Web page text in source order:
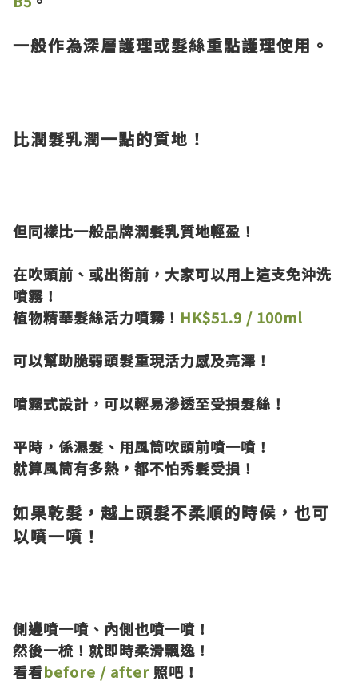
一般作為深層護理或髮絲重點護理使用。
比潤髮乳潤一點的質地！
但同樣比一般品牌潤髮乳質地輕盈！
在吹頭前、或出街前，大家可以用上這支免沖洗
噴霧！
植物精華髮絲活力噴霧！ HK$51.9 / 100ml
可以幫助脆弱頭髮重現活力感及亮澤！
噴霧式設計，可以輕易滲透至受損髮絲！
平時，係濕髮、用風筒吹頭前噴一噴！
就算風筒有多熱，都不怕秀髮受損！
如果乾髮，越上頭髮不柔順的時候，也可
以噴一噴！
側邊噴一噴、內側也噴一噴！
然後一梳！就即時柔滑飄逸！
看看before / after 照吧！